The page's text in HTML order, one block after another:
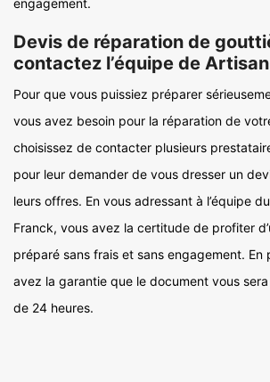
engagement.
Devis de réparation de
contactez l’équipe de
Pour que vous puissiez préparer
vous avez besoin pour la réparation de
choisissez de contacter plusieurs
pour leur demander de vous dresser un
leurs offres. En vous adressant à l’équipe
Franck, vous avez la certitude de profiter
préparé sans frais et sans engagement. En
avez la garantie que le document vous
de 24 heures.